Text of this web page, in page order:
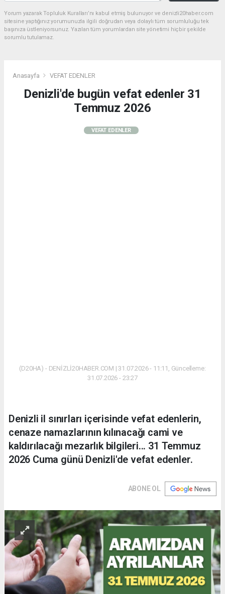
Yorum yazarak Topluluk Kuralları’nı kabul etmiş bulunuyor ve denizli20haber.com
sitesine yaptığınız yorumunuzla ilgili doğrudan veya dolaylı tüm sorumluluğu tek
başınıza üstleniyorsunuz. Yazılan tüm yorumlardan site yönetimi hiçbir şekilde
sorumlu tutulamaz.
Anasayfa VEFAT EDENLER
Denizli'de bugün vefat edenler 31
Temmuz 2026
VEFAT EDENLER
(D20HA) - DENİZLİ20HABER.COM | 31.07.2026 - 11:11, Güncelleme:
31.07.2026 - 23:27
Denizli il sınırları içerisinde vefat edenlerin,
cenaze namazlarının kılınacağı cami ve
kaldırılacağı mezarlık bilgileri... 31 Temmuz
2026 Cuma günü Denizli'de vefat edenler.
ABONE OL